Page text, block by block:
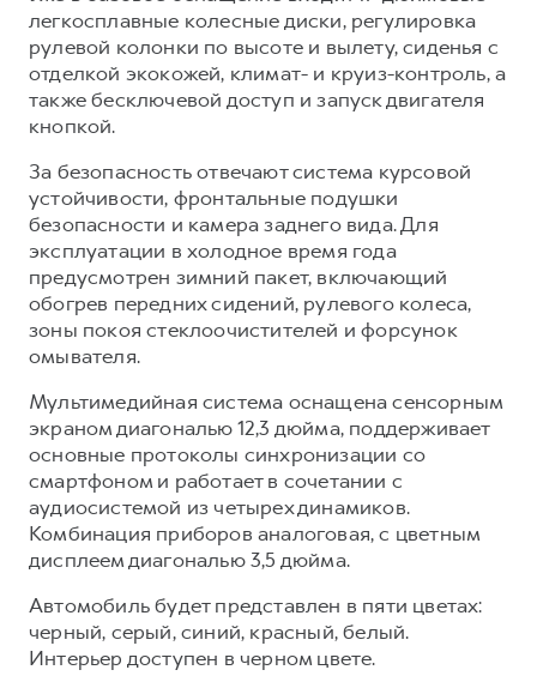
легкосплавные колесные диски, регулировка
рулевой колонки по высоте и вылету, сиденья с
отделкой экокожей, климат- и круиз-контроль, а
также бесключевой доступ и запуск двигателя
кнопкой.
За безопасность отвечают система курсовой
устойчивости, фронтальные подушки
безопасности и камера заднего вида. Для
эксплуатации в холодное время года
предусмотрен зимний пакет, включающий
обогрев передних сидений, рулевого колеса,
зоны покоя стеклоочистителей и форсунок
омывателя.
Мультимедийная система оснащена сенсорным
экраном диагональю 12,3 дюйма, поддерживает
основные протоколы синхронизации со
смартфоном и работает в сочетании с
аудиосистемой из четырех динамиков.
Комбинация приборов аналоговая, с цветным
дисплеем диагональю 3,5 дюйма.
Автомобиль будет представлен в пяти цветах:
черный, серый, синий, красный, белый.
Интерьер доступен в черном цвете.